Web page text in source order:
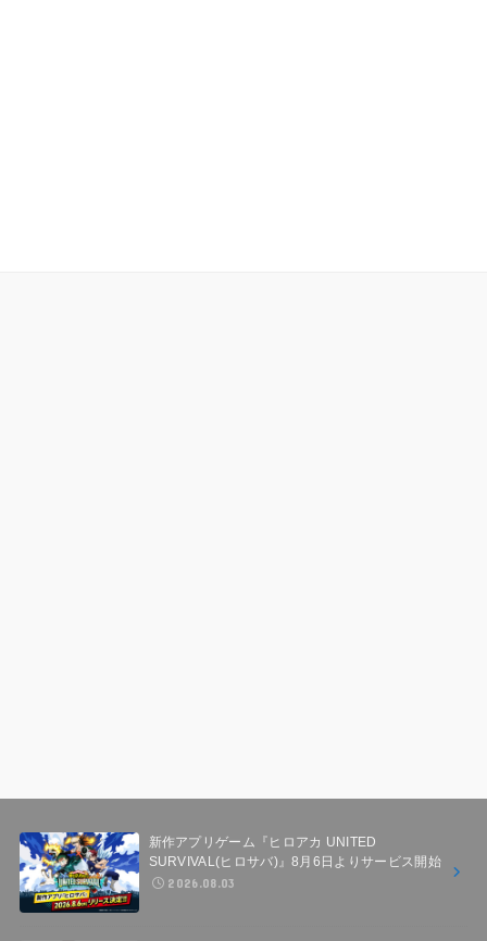
新作アプリゲーム『ヒロアカ UNITED
SURVIVAL(ヒロサバ)』8月6日よりサービス開始
2026.08.03